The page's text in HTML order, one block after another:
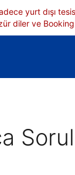
yurt dışı
diler ve